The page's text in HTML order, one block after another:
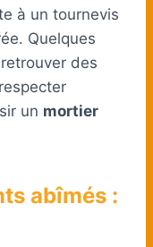
à un tournevis
Quelques
des
un mortier
abîmés :